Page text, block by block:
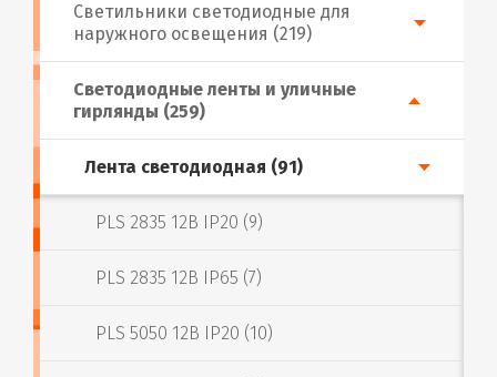
Светодиодные ленты и уличные
гирлянды (259)
Лента светодиодная (91)
PLS 2835 12В IP20 (9)
PLS 2835 12В IP65 (7)
PLS 5050 12В IP20 (10)
Светильники светодиодные для
наружного освещения (219)